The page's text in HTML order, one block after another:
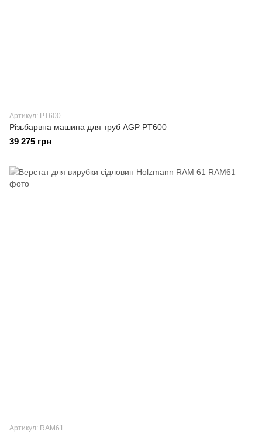
Артикул: PT600
Різьбарвна машина для труб AGP PT600
39 275 грн
Артикул: RAM61